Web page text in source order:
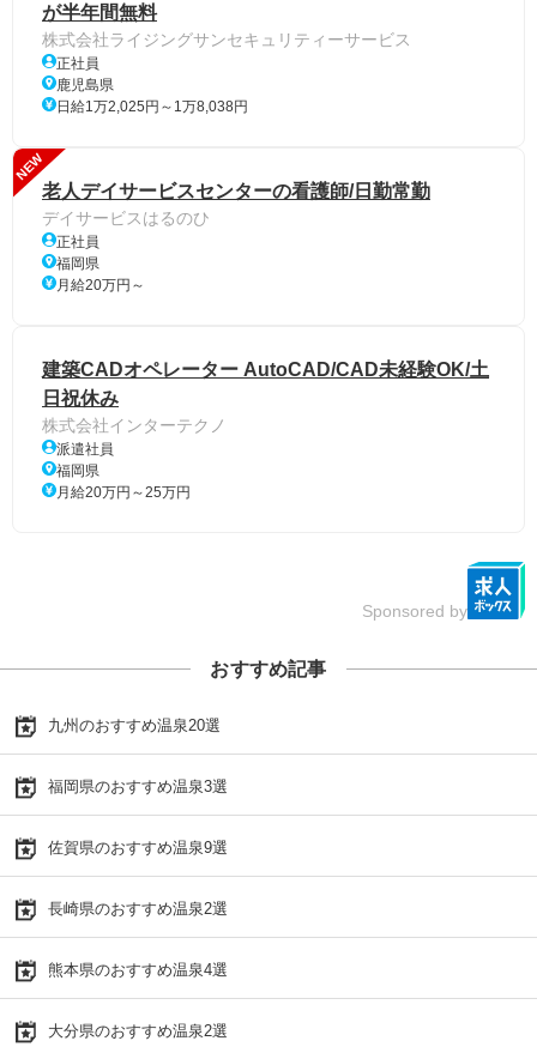
が半年間無料
株式会社ライジングサンセキュリティーサービス
正社員
鹿児島県
日給1万2,025円～1万8,038円
NEW
老人デイサービスセンターの看護師/日勤常勤
デイサービスはるのひ
正社員
福岡県
月給20万円～
建築CADオペレーター AutoCAD/CAD未経験OK/土
日祝休み
株式会社インターテクノ
派遣社員
福岡県
月給20万円～25万円
Sponsored by
おすすめ記事
九州のおすすめ温泉20選
福岡県のおすすめ温泉3選
佐賀県のおすすめ温泉9選
長崎県のおすすめ温泉2選
熊本県のおすすめ温泉4選
大分県のおすすめ温泉2選